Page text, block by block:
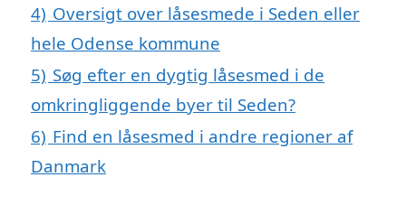
4) Oversigt over låsesmede i Seden eller
hele Odense kommune
5) Søg efter en dygtig låsesmed i de
omkringliggende byer til Seden?
6) Find en låsesmed i andre regioner af
Danmark